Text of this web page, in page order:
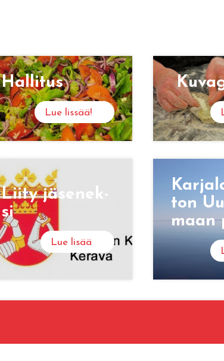
Hal­li­tus
Lue lissää!
Liity jä­se­nek­
si
Lue lisää
ton
maan